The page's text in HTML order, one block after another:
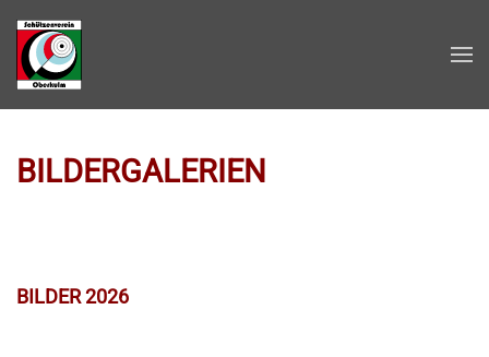
Zum Hauptinhalt springen
BILDERGALERIEN
BILDER 2026